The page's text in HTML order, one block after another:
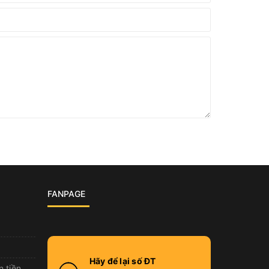
FANPAGE
Hãy để lại số ĐT